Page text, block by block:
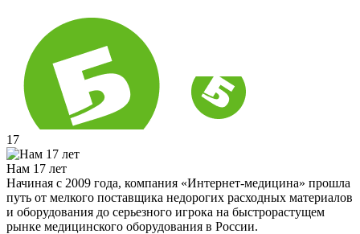
17
Нам 17 лет
Начиная с 2009 года, компания «Интернет-медицина» прошла
путь от мелкого поставщика недорогих расходных материалов
и оборудования до серьезного игрока на быстрорастущем
рынке медицинского оборудования в России.